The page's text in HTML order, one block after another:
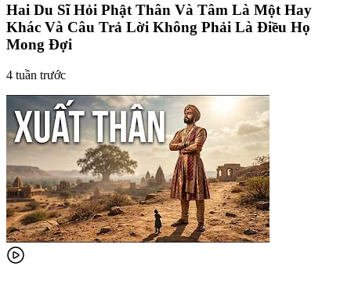
Hai Du Sĩ Hỏi Phật Thân Và Tâm Là Một Hay
Khác Và Câu Trả Lời Không Phải Là Điều Họ
Mong Đợi
4 tuần trước